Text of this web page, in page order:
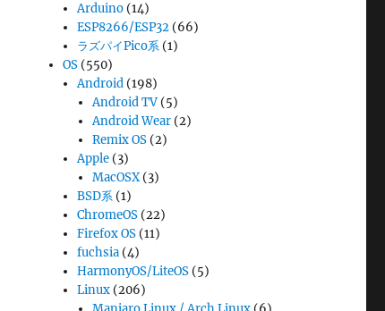
Arduino (14)
ESP8266/ESP32 (66)
ラズパイPico系 (1)
OS (550)
Android (198)
Android TV(5)
Android Wear(2)
Remix OS(2)
Apple (3)
MacOSX(3)
BSD系 (1)
ChromeOS (22)
Firefox OS (11)
fuchsia (4)
HarmonyOS/LiteOS (5)
Linux (206)